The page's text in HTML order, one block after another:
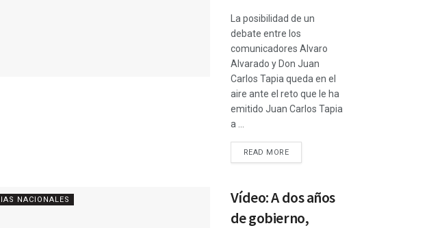
La posibilidad de un
debate entre los
comunicadores Alvaro
Alvarado y Don Juan
Carlos Tapia queda en el
aire ante el reto que le ha
emitido Juan Carlos Tapia
a ...
READ MORE
NACIONALES
Vídeo: A dos años
de gobierno,